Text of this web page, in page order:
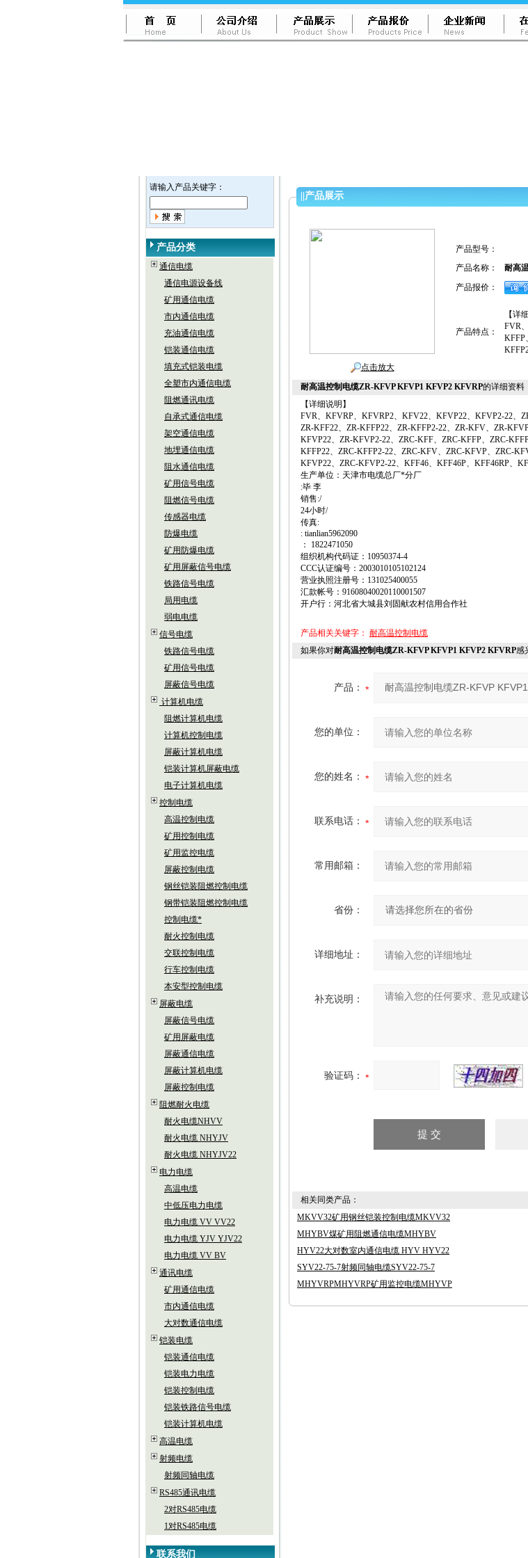
请输入产品关键字：
产品分类
通信电缆
通信电源设备线
矿用通信电缆
市内通信电缆
充油通信电缆
铠装通信电缆
填充式铠装电缆
全塑市内通信电缆
阻燃通讯电缆
自承式通信电缆
架空通信电缆
地埋通信电缆
阻水通信电缆
矿用信号电缆
阻燃信号电缆
传感器电缆
防爆电缆
矿用防爆电缆
矿用屏蔽信号电缆
铁路信号电缆
局用电缆
弱电电缆
信号电缆
铁路信号电缆
矿用信号电缆
屏蔽信号电缆
计算机电缆
阻燃计算机电缆
计算机控制电缆
屏蔽计算机电缆
铠装计算机屏蔽电缆
电子计算机电缆
控制电缆
高温控制电缆
矿用控制电缆
矿用监控电缆
屏蔽控制电缆
钢丝铠装阻燃控制电缆
钢带铠装阻燃控制电缆
控制电缆*
耐火控制电缆
交联控制电缆
行车控制电缆
本安型控制电缆
屏蔽电缆
屏蔽信号电缆
矿用屏蔽电缆
屏蔽通信电缆
屏蔽计算机电缆
屏蔽控制电缆
阻燃耐火电缆
耐火电缆NHVV
耐火电缆 NHYJV
耐火电缆 NHYJV22
电力电缆
高温电缆
中低压电力电缆
电力电缆 VV VV22
电力电缆 YJV YJV22
电力电缆 VV BV
通讯电缆
矿用通信电缆
市内通信电缆
大对数通信电缆
铠装电缆
铠装通信电缆
铠装电力电缆
铠装控制电缆
铠装铁路信号电缆
铠装计算机电缆
高温电缆
射频电缆
射频同轴电缆
RS485通讯电缆
2对RS485电缆
1对RS485电缆
联系我们
产品展示
点击放大
产品型号：
产品名称：
耐高
产品报价：
产品特点：
【详
FVR
KFFP
耐高温控制电缆ZR-KFVP KFVP1 KFVP2 KFVRP的详细资料
【详细说明】
FVR、KFVRP、KFVRP2、KFV22、KFVP22、KFVP2-22、
ZR-KFF22、ZR-KFFP22、ZR-KFFP2-22、ZR-KFV、ZR-
KFVP22、ZR-KFVP2-22、ZRC-KFF、ZRC-KFFP、ZRC-
KFFP22、ZRC-KFFP2-22、ZRC-KFV、ZRC-KFVP、ZRC-
KFVP22、ZRC-KFVP2-22、KFF46、KFF46P、KFF46RP、
生产单位：天津市电缆总厂*分厂
:毕 李
销售:/
24小时/
传真:
: tianlian5962090
： 1822471050
组织机构代码证：10950374-4
CCC认证编号：2003010105102124
营业执照注册号：131025400055
汇款帐号：91608040020110001507
开户行：河北省大城县刘固献农村信用合作社
产品相关关键字： 耐高温控制电缆
如果你对耐高温控制电缆ZR-KFVP KFVP1 KFVP2 KFVRP感
产品：
您的单位：
您的姓名：
联系电话：
常用邮箱：
省份：
详细地址：
补充说明：
验证码：
相关同类产品：
MKVV32矿用钢丝铠装控制电缆MKVV32
MHYBV煤矿用阻燃通信电缆MHYBV
HYV22大对数室内通信电缆 HYV HYV22
SYV22-75-7射频同轴电缆SYV22-75-7
MHYVRPMHYVRP矿用监控电缆MHYVP